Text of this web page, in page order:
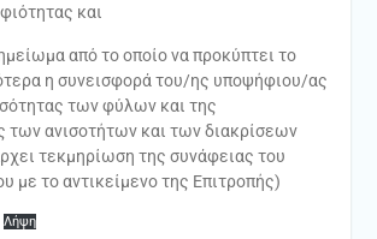
και
από το οποίο να προκύπτει το
η συνεισφορά του/ης υποψήφιου/ας
των φύλων και της
των ανισοτήτων και των διακρίσεων
τεκμηρίωση της συνάφειας του
με το αντικείμενο της Επιτροπής)
Λήψη